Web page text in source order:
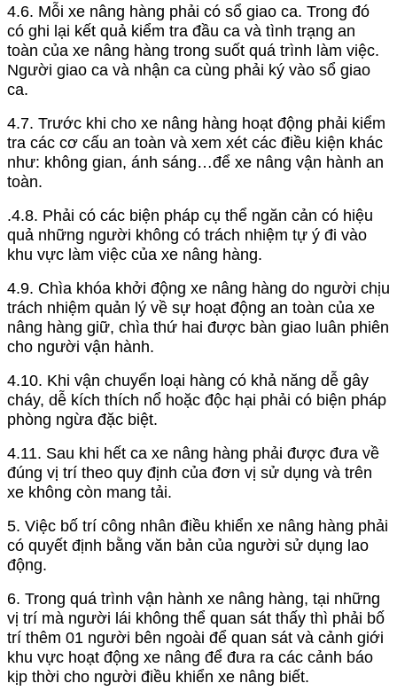
4.6. Mỗi xe nâng hàng phải có sổ giao ca. Trong đó
có ghi lại kết quả kiểm tra đầu ca và tình trạng an
toàn của xe nâng hàng trong suốt quá trình làm việc.
Người giao ca và nhận ca cùng phải ký vào sổ giao
ca.
4.7. Trước khi cho xe nâng hàng hoạt động phải kiểm
tra các cơ cấu an toàn và xem xét các điều kiện khác
như: không gian, ánh sáng…để xe nâng vận hành an
toàn.
.4.8. Phải có các biện pháp cụ thể ngăn cản có hiệu
quả những người không có trách nhiệm tự ý đi vào
khu vực làm việc của xe nâng hàng.
4.9. Chìa khóa khởi động xe nâng hàng do người chịu
trách nhiệm quản lý về sự hoạt động an toàn của xe
nâng hàng giữ, chìa thứ hai được bàn giao luân phiên
cho người vận hành.
4.10. Khi vận chuyển loại hàng có khả năng dễ gây
cháy, dễ kích thích nổ hoặc độc hại phải có biện pháp
phòng ngừa đặc biệt.
4.11. Sau khi hết ca xe nâng hàng phải được đưa về
đúng vị trí theo quy định của đơn vị sử dụng và trên
xe không còn mang tải.
5. Việc bố trí công nhân điều khiển xe nâng hàng phải
có quyết định bằng văn bản của người sử dụng lao
động.
6. Trong quá trình vận hành xe nâng hàng, tại những
vị trí mà người lái không thể quan sát thấy thì phải bố
trí thêm 01 người bên ngoài để quan sát và cảnh giới
khu vực hoạt động xe nâng để đưa ra các cảnh báo
kịp thời cho người điều khiển xe nâng biết.